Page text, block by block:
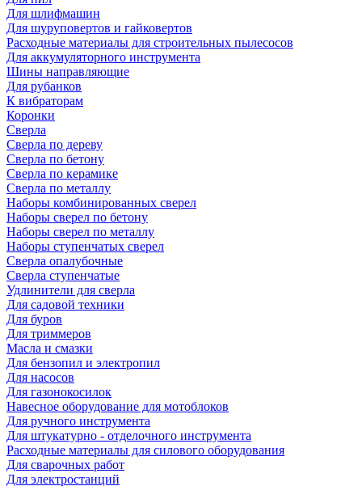
Для шлифмашин
Для шуруповертов и гайковертов
Расходные материалы для строительных пылесосов
Для аккумуляторного инструмента
Шины направляющие
Для рубанков
К вибраторам
Коронки
Сверла
Сверла по дереву
Сверла по бетону
Сверла по керамике
Сверла по металлу
Наборы комбинированных сверел
Наборы сверел по бетону
Наборы сверел по металлу
Наборы ступенчатых сверел
Сверла опалубочные
Сверла ступенчатые
Удлинители для сверла
Для садовой техники
Для буров
Для триммеров
Масла и смазки
Для бензопил и электропил
Для насосов
Для газонокосилок
Навесное оборудование для мотоблоков
Для ручного инструмента
Для штукатурно - отделочного инструмента
Расходные материалы для силового оборудования
Для сварочных работ
Для электростанций